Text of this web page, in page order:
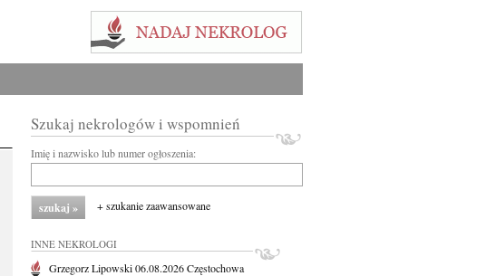
Szukaj nekrologów i wspomnień
Imię i nazwisko lub numer ogłoszenia:
+ szukanie zaawansowane
INNE NEKROLOGI
Grzegorz Lipowski06.08.2026Częstochowa